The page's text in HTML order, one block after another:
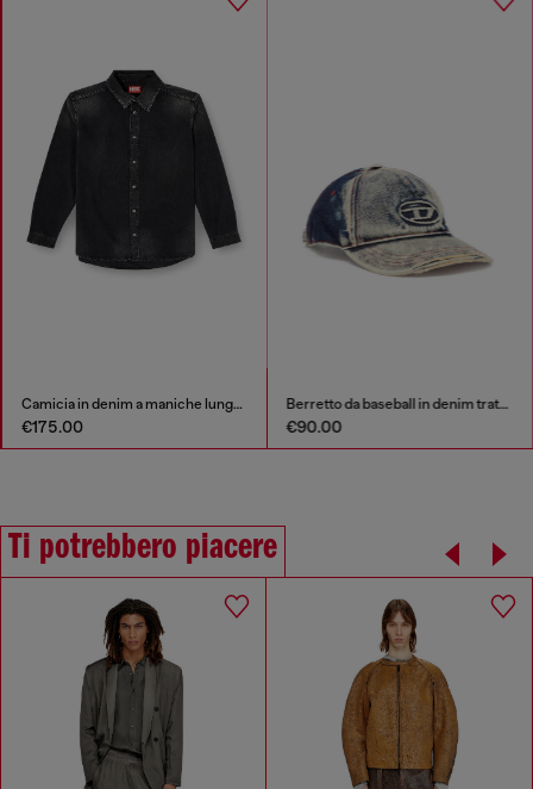
Camicia in denim a maniche lunghe
€175.00
Berretto da baseball in denim trattato
€90.00
Ti potrebbero piacere